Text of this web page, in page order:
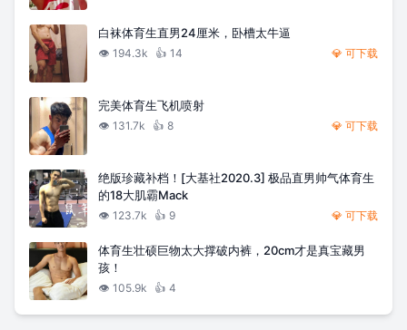
白袜体育生直男24厘米，卧槽太牛逼
👁️ 194.3k 👍 14 💎 可下载
完美体育生飞机喷射
👁️ 131.7k 👍 8 💎 可下载
绝版珍藏补档！[大基社2020.3] 极品直男帅气体育生
的18大肌霸Mack
👁️ 123.7k 👍 9 💎 可下载
体育生壮硕巨物太大撑破内裤，20cm才是真宝藏男
孩！
👁️ 105.9k 👍 4